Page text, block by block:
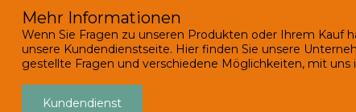
Mehr Informationen
Wenn Sie Fragen zu unseren Produkten oder Ihrem Kauf
unsere Kundendienstseite. Hier finden Sie unsere
gestellte Fragen und verschiedene Möglichkeiten, mit uns
Kundendienst